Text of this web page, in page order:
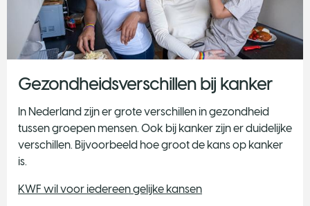
Gezondheidsverschillen bij kanker
In Nederland zijn er grote verschillen in gezondheid
tussen groepen mensen. Ook bij kanker zijn er duidelijke
verschillen. Bijvoorbeeld hoe groot de kans op kanker
is.
KWF wil voor iedereen gelijke kansen